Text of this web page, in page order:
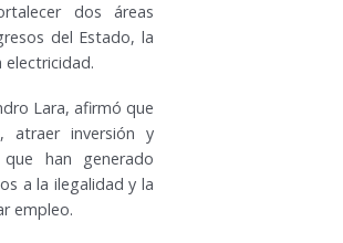
dos áreas
del Estado, la
electricidad.
Lara, afirmó que
atraer inversión y
han generado
a la ilegalidad y la
empleo.